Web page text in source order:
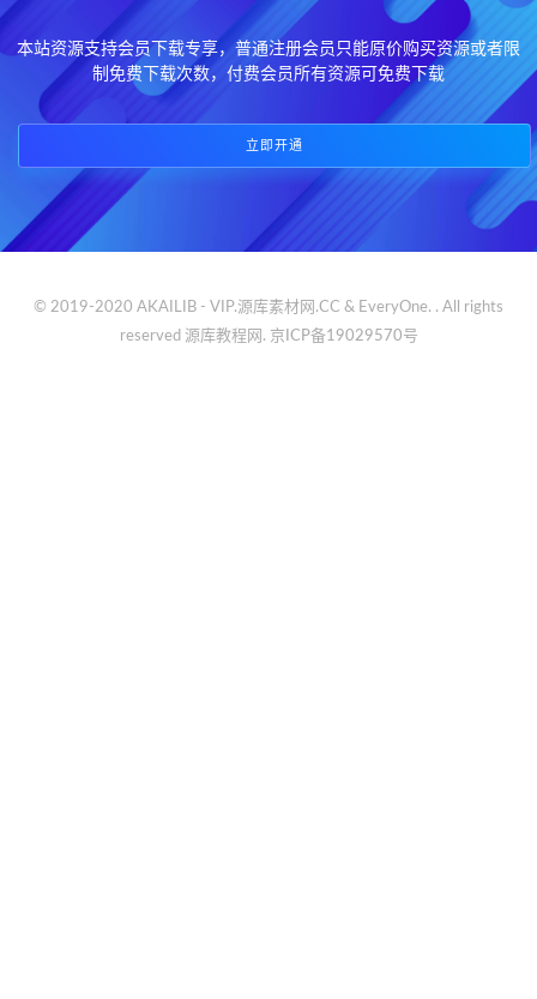
本站资源支持会员下载专享，普通注册会员只能原价购买资源或者限
制免费下载次数，付费会员所有资源可免费下载
立即开通
© 2019-2020 AKAILIB - VIP.源库素材网.CC & EveryOne. . All rights
reserved 源库教程网. 京ICP备19029570号